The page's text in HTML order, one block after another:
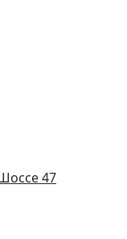
47